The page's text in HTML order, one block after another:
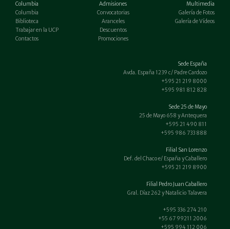
Columbia
Columbia
Biblioteca
Trabajar en la UCP
Contactos
Admisiones
Convocatorias
Aranceles
Descuentos
Promociones
Multimedia
Galería de Fotos
Galería de Vídeos
Sede España
Avda. España 1239 c/ Padre Cardozo
+595 21 219 8000
+595 981 812 828
Sede 25 de Mayo
25 de Mayo 658 y Antequera
+595 21 490 811
+595 986 733 888
Filial San Lorenzo
Def. del Chaco e/ España y Caballero
+595 21 219 8900
Filial Pedro Juan Caballero
Gral. Díaz 262 y Natalicio Talavera
+595 336 274 210
+55 67 99211 2006
+595 994 112 006